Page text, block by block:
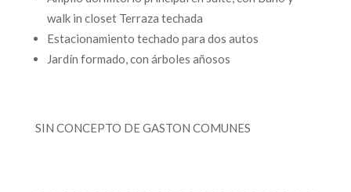
walk in closet Terraza techada
Estacionamiento techado para dos autos
Jardín formado, con árboles añosos
SIN CONCEPTO DE GASTON COMUNES